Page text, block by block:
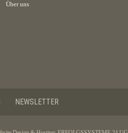
Über uns
NEWSLETTER